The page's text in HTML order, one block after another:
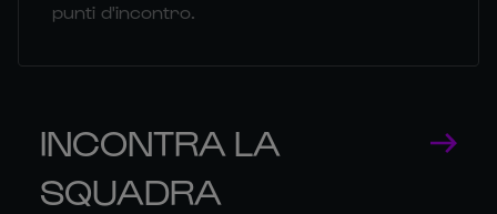
punti d'incontro.
INCONTRA LA
SQUADRA